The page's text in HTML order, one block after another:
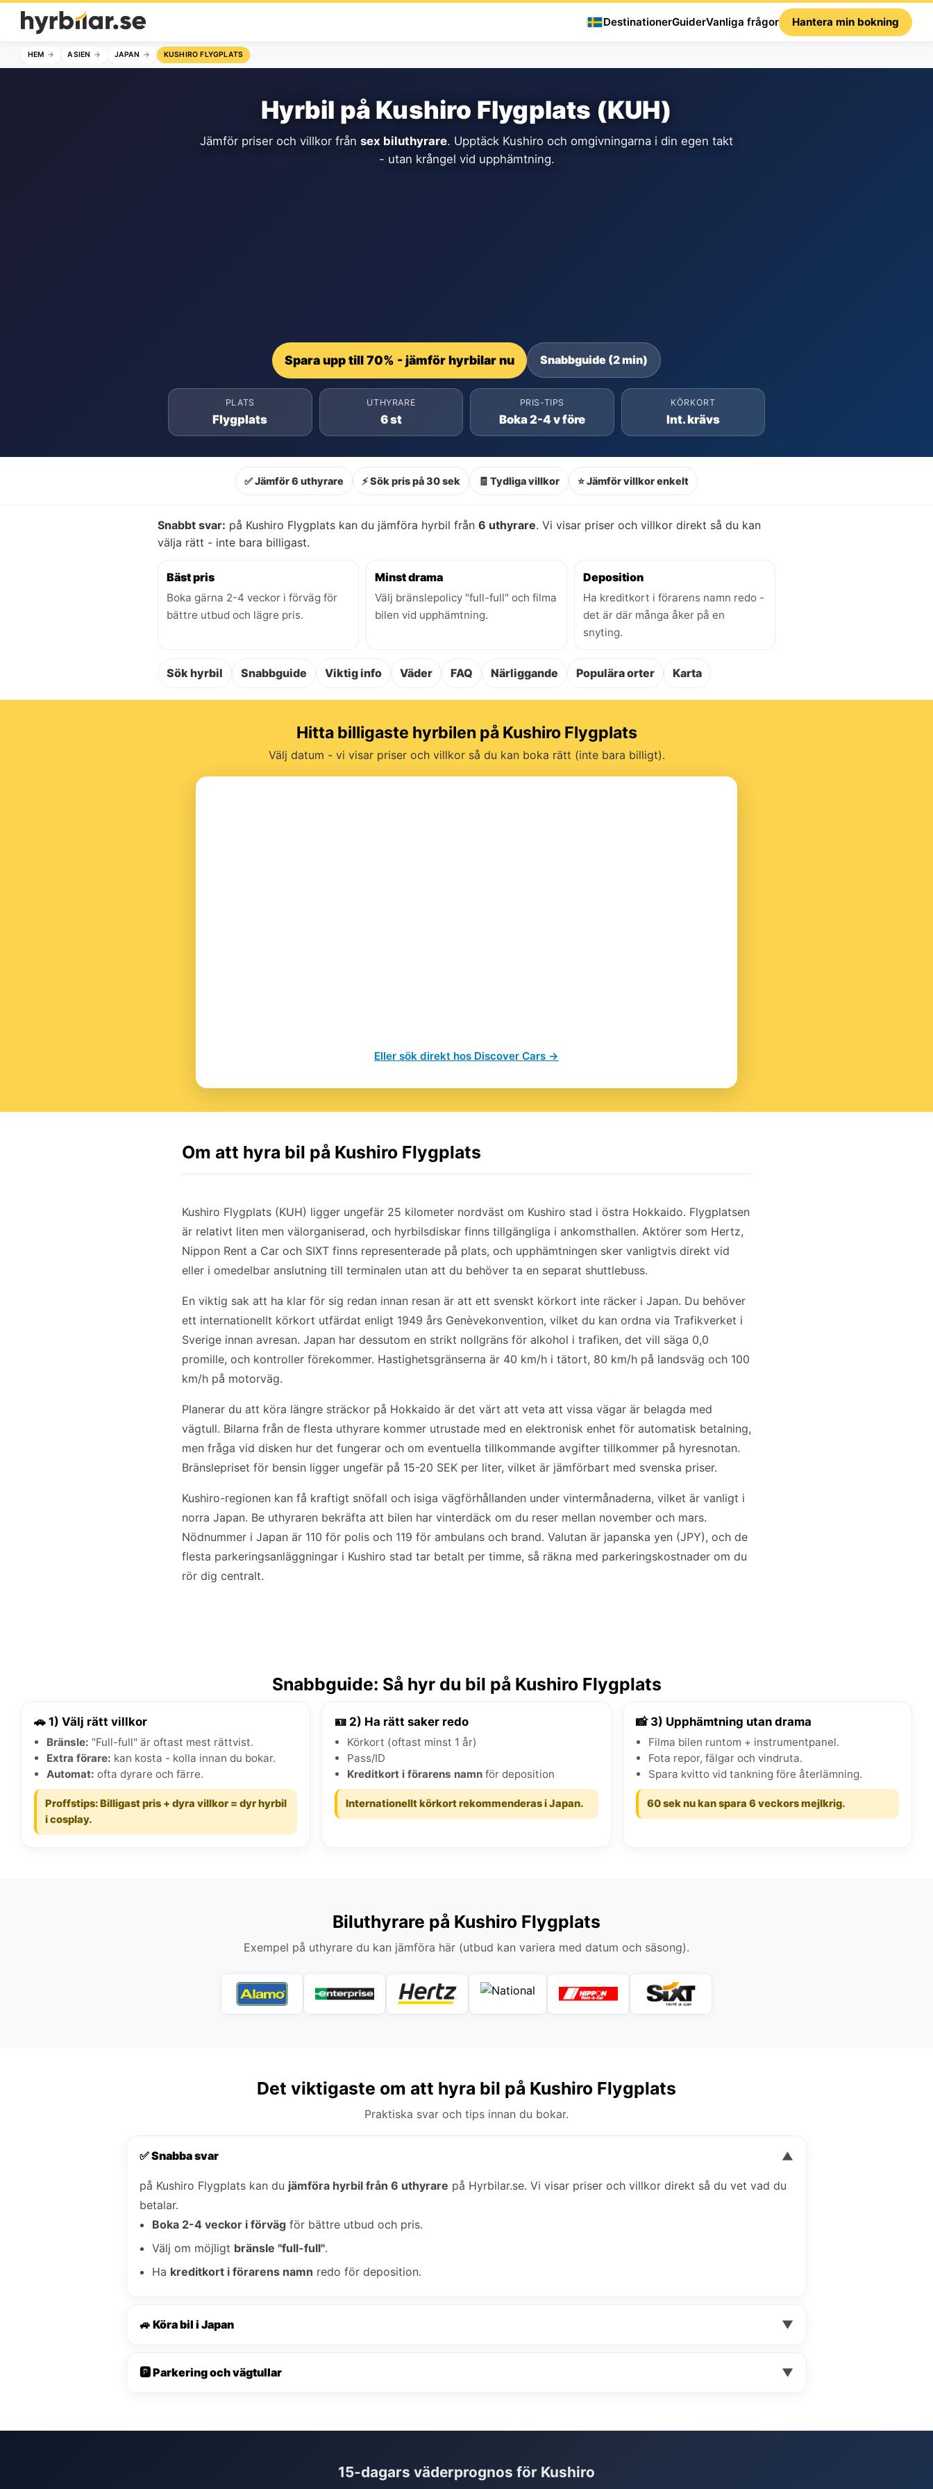
DestinationerGuiderVanliga frågor Hantera min bokning
HEM ASIEN JAPAN KUSHIRO FLYGPLATS
Hyrbil på Kushiro Flygplats (KUH)
Jämför priser och villkor från sex biluthyrare. Upptäck Kushiro och omgivningarna i din egen takt
- utan krångel vid upphämtning.
Spara upp till 70% - jämför hyrbilar nu Snabbguide (2 min)
PLATS
Flygplats
UTHYRARE
6 st
PRIS-TIPS
Boka 2-4 v före
KÖRKORT
Int. krävs
✅ Jämför 6 uthyrare ⚡ Sök pris på 30 sek 🧾 Tydliga villkor ⭐ Jämför villkor enkelt
Snabbt svar: på Kushiro Flygplats kan du jämföra hyrbil från 6 uthyrare. Vi visar priser och villkor direkt så du kan
välja rätt - inte bara billigast.
Bäst pris
Boka gärna 2-4 veckor i förväg för
bättre utbud och lägre pris.
Minst drama
Välj bränslepolicy "full-full" och filma
bilen vid upphämtning.
Deposition
Ha kreditkort i förarens namn redo -
det är där många åker på en
snyting.
Sök hyrbil Snabbguide Viktig info Väder FAQ Närliggande Populära orter Karta
Hitta billigaste hyrbilen på Kushiro Flygplats
Välj datum - vi visar priser och villkor så du kan boka rätt (inte bara billigt).
Eller sök direkt hos Discover Cars →
Om att hyra bil på Kushiro Flygplats
Kushiro Flygplats (KUH) ligger ungefär 25 kilometer nordväst om Kushiro stad i östra Hokkaido. Flygplatsen
är relativt liten men välorganiserad, och hyrbilsdiskar finns tillgängliga i ankomsthallen. Aktörer som Hertz,
Nippon Rent a Car och SIXT finns representerade på plats, och upphämtningen sker vanligtvis direkt vid
eller i omedelbar anslutning till terminalen utan att du behöver ta en separat shuttlebuss.
En viktig sak att ha klar för sig redan innan resan är att ett svenskt körkort inte räcker i Japan. Du behöver
ett internationellt körkort utfärdat enligt 1949 års Genèvekonvention, vilket du kan ordna via Trafikverket i
Sverige innan avresan. Japan har dessutom en strikt nollgräns för alkohol i trafiken, det vill säga 0,0
promille, och kontroller förekommer. Hastighetsgränserna är 40 km/h i tätort, 80 km/h på landsväg och 100
km/h på motorväg.
Planerar du att köra längre sträckor på Hokkaido är det värt att veta att vissa vägar är belagda med
vägtull. Bilarna från de flesta uthyrare kommer utrustade med en elektronisk enhet för automatisk betalning,
men fråga vid disken hur det fungerar och om eventuella tillkommande avgifter tillkommer på hyresnotan.
Bränslepriset för bensin ligger ungefär på 15-20 SEK per liter, vilket är jämförbart med svenska priser.
Kushiro-regionen kan få kraftigt snöfall och isiga vägförhållanden under vintermånaderna, vilket är vanligt i
norra Japan. Be uthyraren bekräfta att bilen har vinterdäck om du reser mellan november och mars.
Nödnummer i Japan är 110 för polis och 119 för ambulans och brand. Valutan är japanska yen (JPY), och de
flesta parkeringsanläggningar i Kushiro stad tar betalt per timme, så räkna med parkeringskostnader om du
rör dig centralt.
Snabbguide: Så hyr du bil på Kushiro Flygplats
🚗 1) Välj rätt villkor
Bränsle: "Full-full" är oftast mest rättvist.
Extra förare: kan kosta - kolla innan du bokar.
Automat: ofta dyrare och färre.
Proffstips: Billigast pris + dyra villkor = dyr hyrbil
i cosplay.
🪪 2) Ha rätt saker redo
Körkort (oftast minst 1 år)
Pass/ID
Kreditkort i förarens namn för deposition
Internationellt körkort rekommenderas i Japan.
📸 3) Upphämtning utan drama
Filma bilen runtom + instrumentpanel.
Fota repor, fälgar och vindruta.
Spara kvitto vid tankning före återlämning.
60 sek nu kan spara 6 veckors mejlkrig.
Biluthyrare på Kushiro Flygplats
Exempel på uthyrare du kan jämföra här (utbud kan variera med datum och säsong).
Det viktigaste om att hyra bil på Kushiro Flygplats
Praktiska svar och tips innan du bokar.
✅ Snabba svar ▼
på Kushiro Flygplats kan du jämföra hyrbil från 6 uthyrare på Hyrbilar.se. Vi visar priser och villkor direkt så du vet vad du
betalar.
Boka 2-4 veckor i förväg för bättre utbud och pris.
Välj om möjligt bränsle "full-full".
Ha kreditkort i förarens namn redo för deposition.
🚙 Köra bil i Japan ▼
🅿️ Parkering och vägtullar ▼
15-dagars väderprognos för Kushiro